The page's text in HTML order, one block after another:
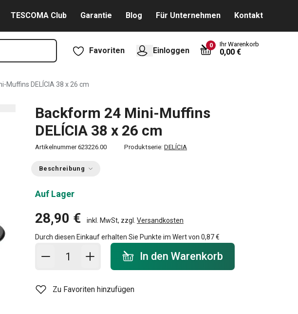
TESCOMA Club Garantie Blog Für Unternehmen Kontakt
Favoriten Einloggen
0 Ihr Warenkorb
0,00 €
Muffins DELÍCIA 38 x 26 cm
Backform 24 Mini-Muffins
DELÍCIA 38 x 26 cm
Artikelnummer 623226.00 Produktserie: DELÍCIA
Beschreibung
Auf Lager
28,90 € inkl. MwSt, zzgl. Versandkosten
Durch diesen Einkauf erhalten Sie Punkte im Wert von 0,87 €
In den Warenkorb - Menge
In den Warenkorb
Zu Favoriten hinzufügen